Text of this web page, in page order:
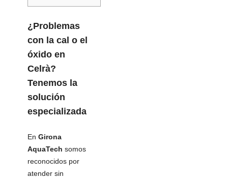
¿Problemas
con la cal o el
óxido en
Celrà?
Tenemos la
solución
especializada
En Girona
AquaTech somos
reconocidos por
atender sin